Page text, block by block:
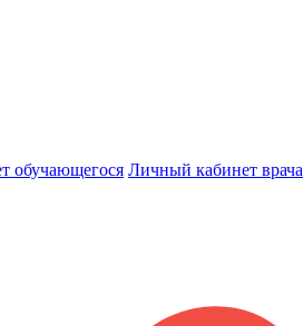
обучающегося Личный кабинет врача